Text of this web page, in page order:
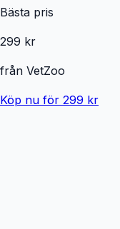
Bästa pris
299 kr
från VetZoo
Köp nu för 299 kr